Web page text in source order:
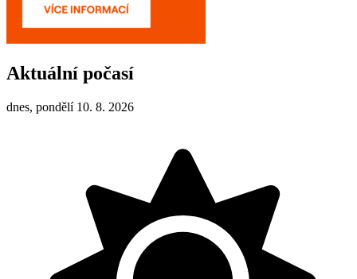
Aktuální počasí
dnes, pondělí 10. 8. 2026